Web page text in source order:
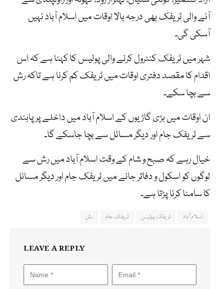
آنے والی ٹریفک بھی درجہ بالا اوقات میں اسلام آباد نہیں
آسکی گی۔
شہر میں ٹریفک کنٹرول کرنے والی پولیس کا کہنا ہے کہ اس
اقدام کا مقصد دفتری اوقات میں ٹریفک کم کرنا ہے تاکہ رش
سے بچا سکے۔
ان اوقات میں بڑی گاڑیوں کے اسلام آباد میں داخلے پر پابندی
سے ٹریفک جام اور دیگر مسائل سے بچا جاسکے گا۔
خیال رہے کہ صبح و شام کے وقت اسلام آباد میں رش سے
لوگوں کو اسکول و دفاتر جانے میں ٹریفک جام اور دیگر مسائل
کا سامنا کرنا پڑتا ہے۔
اسلام آباد ٹریفک پولیس ٹریفک جام رش
LEAVE A REPLY